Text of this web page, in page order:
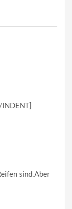
sind.Aber